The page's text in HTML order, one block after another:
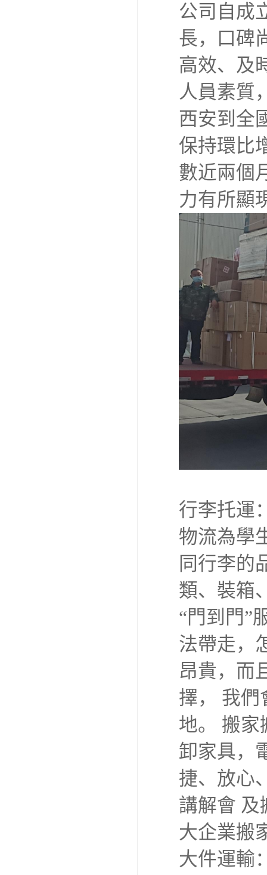
公司自成
長，口碑
高效、及
人員素質
西安到全
保持環比
數近兩個
力有所顯
行李托運
物流為學
同行李的
類、裝箱
“門到門”
法帶走，
昂貴，而
擇， 我
地。 搬家
卸家具，
捷、放心
講解會 及
大企業搬
大件運輸